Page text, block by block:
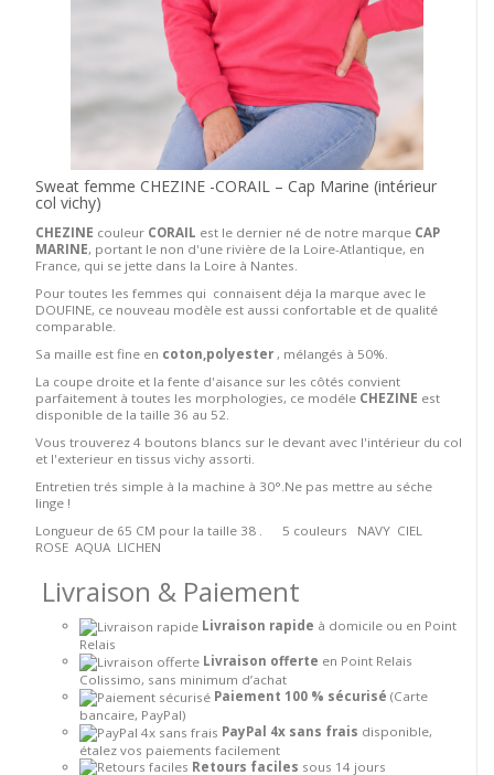
Sweat femme CHEZINE -CORAIL – Cap Marine (intérieur
col vichy)
CHEZINE couleur CORAIL est le dernier né de notre marque CAP
MARINE, portant le non d'une rivière de la Loire-Atlantique, en
France, qui se jette dans la Loire à Nantes.
Pour toutes les femmes qui connaisent déja la marque avec le
DOUFINE, ce nouveau modèle est aussi confortable et de qualité
comparable.
Sa maille est fine en coton,polyester , mélangés à 50%.
La coupe droite et la fente d'aisance sur les côtés convient
parfaitement à toutes les morphologies, ce modéle CHEZINE est
disponible de la taille 36 au 52.
Vous trouverez 4 boutons blancs sur le devant avec l'intérieur du col
et l'exterieur en tissus vichy assorti.
Entretien trés simple à la machine à 30°.Ne pas mettre au séche
linge !
Longueur de 65 CM pour la taille 38 . 5 couleurs NAVY CIEL
ROSE AQUA LICHEN
Livraison & Paiement
Livraison rapide à domicile ou en Point
Relais
Livraison offerte en Point Relais
Colissimo, sans minimum d’achat
Paiement 100 % sécurisé (Carte
bancaire, PayPal)
PayPal 4x sans frais disponible,
étalez vos paiements facilement
Retours faciles sous 14 jours